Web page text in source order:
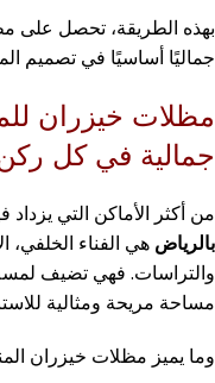
بهذه الطريقة، تحصل على
جماليًا أساسيًا في تصميم
مظلات خيزران
جمالية في كل
من أكثر الأماكن التي
بالرياض هي الفناء
والتراسات. فهي تضيف
مساحة مريحة ومثالية
وما يميز مظلات خيزران